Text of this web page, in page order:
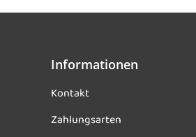
Informationen
Kontakt
Zahlungsarten